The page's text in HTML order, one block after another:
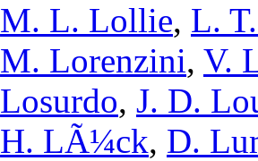
M. L. Lollie, L.
M. Lorenzini, V.
Losurdo, J. D.
H. LÃ¼ck, D.